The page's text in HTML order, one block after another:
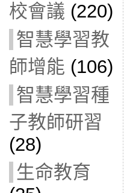
校會議 (220)
智慧學習教
師增能 (106)
智慧學習種
子教師研習
(28)
生命教育